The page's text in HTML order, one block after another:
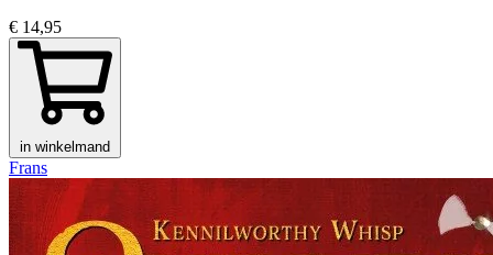
€ 14,95
in winkelmand
Frans